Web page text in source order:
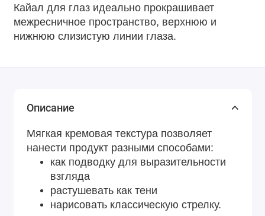
Кайал для глаз идеально прокрашивает
межресничное пространство, верхнюю и
нижнюю слизистую линии глаза.
Описание
Мягкая кремовая текстура позволяет
нанести продукт разными способами:
как подводку для выразительности
взгляда
растушевать как тени
нарисовать классическую стрелку.